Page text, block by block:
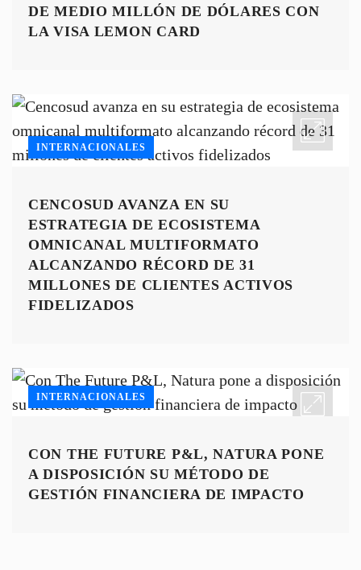
DE MEDIO MILLÓN DE DÓLARES CON
LA VISA LEMON CARD
INTERNACIONALES
CENCOSUD AVANZA EN SU
ESTRATEGIA DE ECOSISTEMA
OMNICANAL MULTIFORMATO
ALCANZANDO RÉCORD DE 31
MILLONES DE CLIENTES ACTIVOS
FIDELIZADOS
INTERNACIONALES
CON THE FUTURE P&L, NATURA PONE
A DISPOSICIÓN SU MÉTODO DE
GESTIÓN FINANCIERA DE IMPACTO